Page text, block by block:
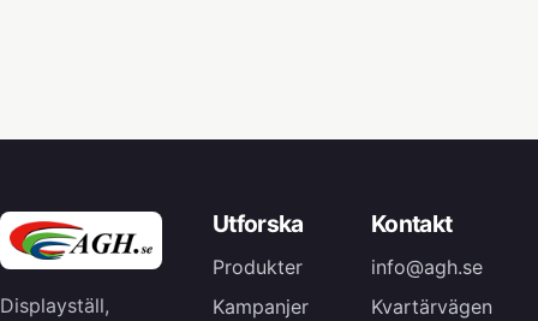
Displayställ,
Utforska
Produkter
Kampanjer
Kontakt
info@agh.se
Kvartärvägen